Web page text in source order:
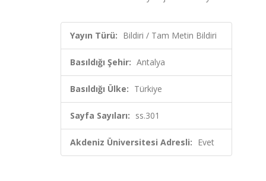
Yayın Türü: Bildiri / Tam Metin Bildiri
Basıldığı Şehir: Antalya
Basıldığı Ülke: Türkiye
Sayfa Sayıları: ss.301
Akdeniz Üniversitesi Adresli: Evet